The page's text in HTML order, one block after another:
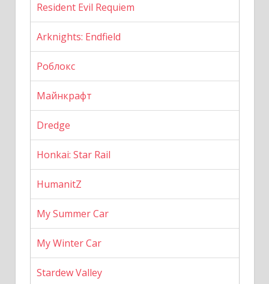
Resident Evil Requiem
Arknights: Endfield
Роблокс
Майнкрафт
Dredge
Honkai: Star Rail
HumanitZ
My Summer Car
My Winter Car
Stardew Valley